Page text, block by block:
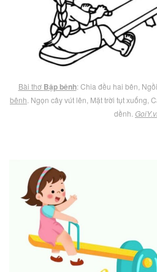
Bài thơ Bập bênh: Chia đều hai bên,
bênh . Ngọn cây vút lên, Mặt trời tụt xuống,
dềnh.